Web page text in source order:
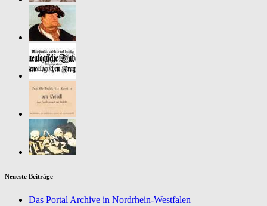
Neueste Beiträge
Das Portal Archive in Nordrhein-Westfalen